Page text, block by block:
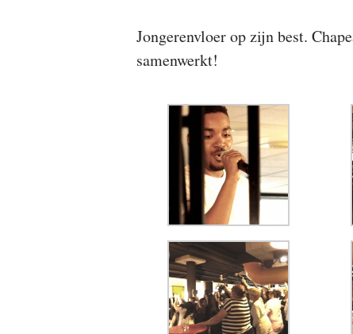
Jongerenvloer op zijn best.
samenwerkt!